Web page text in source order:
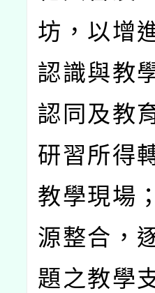
坊，以增
認識與教
認同及教
研習所得
教學現場
源整合，
題之教學